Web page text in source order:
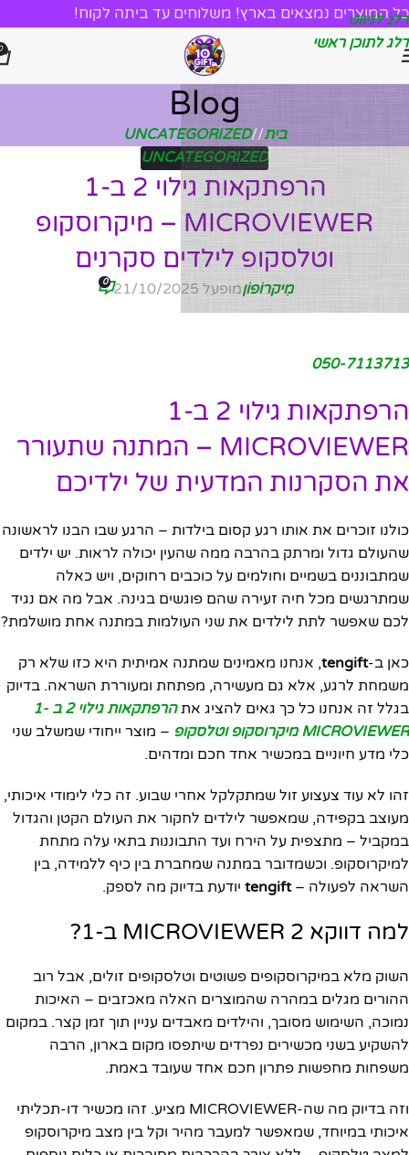
דלג לניווט
דלג לתוכן ראשי
כל המוצרים נמצאים בארץ! משלוחים עד ביתה לקוח!
Blog
בית/
UNCATEGORIZED
UNCATEGORIZED
הרפתקאות גילוי 2 ב-1
MICROVIEWER – מיקרוסקופ
וטלסקופ לילדים סקרנים
מִיקרוֹפוֹןמופעל 21/10/2025 0
050-7113713
הרפתקאות גילוי 2 ב-1
MICROVIEWER – המתנה שתעורר
את הסקרנות המדעית של ילדיכם
כולנו זוכרים את אותו רגע קסום בילדות – הרגע שבו הבנו לראשונה
שהעולם גדול ומרתק בהרבה ממה שהעין יכולה לראות. יש ילדים
שמתבוננים בשמיים וחולמים על כוכבים רחוקים, ויש כאלה
שמתרגשים מכל חיה זעירה שהם פוגשים בגינה. אבל מה אם נגיד
לכם שאפשר לתת לילדים את שני העולמות במתנה אחת מושלמת?
כאן ב-tengift, אנחנו מאמינים שמתנה אמיתית היא כזו שלא רק
משמחת לרגע, אלא גם מעשירה, מפתחת ומעוררת השראה. בדיוק
בגלל זה אנחנו כל כך גאים להציג את
הרפתקאות גילוי 2 ב -1
MICROVIEWER מיקרוסקופ וטלסקופ
– מוצר ייחודי שמשלב שני
כלי מדע חיוניים במכשיר אחד חכם ומדהים.
זהו לא עוד צעצוע זול שמתקלקל אחרי שבוע. זה כלי לימודי איכותי,
מעוצב בקפידה, שמאפשר לילדים לחקור את העולם הקטן והגדול
במקביל – מתצפית על הירח ועד התבוננות בתאי עלה מתחת
למיקרוסקופ. וכשמדובר במתנה שמחברת בין כיף ללמידה, בין
השראה לפעולה –tengift יודעת בדיוק מה לספק.
למה דווקא MICROVIEWER 2 ב-1?
השוק מלא במיקרוסקופים פשוטים וטלסקופים זולים, אבל רוב
ההורים מגלים במהרה שהמוצרים האלה מאכזבים – האיכות
נמוכה, השימוש מסובך, והילדים מאבדים עניין תוך זמן קצר. במקום
להשקיע בשני מכשירים נפרדים שיתפסו מקום בארון, הרבה
משפחות מחפשות פתרון חכם אחד שעובד באמת.
וזה בדיוק מה שה-MICROVIEWER מציע. זהו מכשיר דו-תכליתי
איכותי במיוחד, שמאפשר למעבר מהיר וקל בין מצב מיקרוסקופ